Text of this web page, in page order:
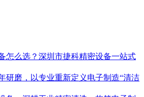
怎么选？深圳市捷科精密设备一站式
研磨，以专业重新定义电子制造“清洁